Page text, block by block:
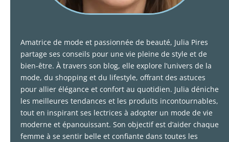
Amatrice de mode et passionnée de beauté, Julia Pires
partage ses conseils pour une vie pleine de style et de
bien-être. À travers son blog, elle explore l’univers de la
mode, du shopping et du lifestyle, offrant des astuces
pour allier élégance et confort au quotidien. Julia déniche
les meilleures tendances et les produits incontournables,
tout en inspirant ses lectrices à adopter un mode de vie
moderne et épanouissant. Son objectif est d’aider chaque
femme à se sentir belle et confiante dans toutes les